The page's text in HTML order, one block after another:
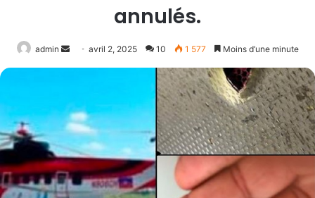
annulés.
admin
Envoyer
un
avril 2, 2025 10 1 577 Moins d’une minute